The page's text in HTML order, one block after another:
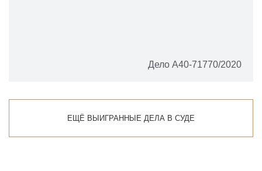
Дело А40-71770/2020
ЕЩЁ ВЫИГРАННЫЕ ДЕЛА В СУДЕ